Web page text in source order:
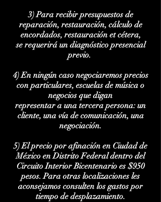
3) Para recibir presupuestos de
reparación, restauración, cálculo de
encordados, restauración et cétera,
se requerirá un diagnóstico presencial
previo.
4)En ningún caso negociaremos precios
con particulares, escuelas de música o
negocios que digan
representar a una tercera persona: un
cliente, una vía de comunicación, una
negociación.
5) El precio por afinación en Ciudad de
México en Distrito Federal dentro del
Circuito Interior Bicentenario es $950
pesos. Para otras localizaciones les
aconsejamos consulten los gastos por
tiempo de desplazamiento.